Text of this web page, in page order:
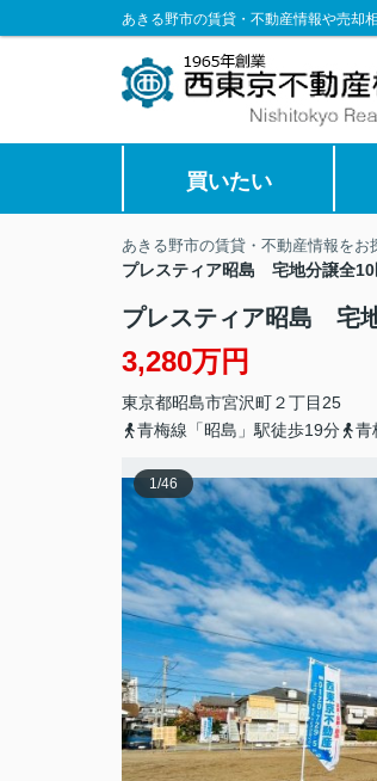
あきる野市の賃貸・不動産情報や売却
買いたい
あきる野市の賃貸・不動産情報を
プレスティア昭島 宅地分譲全
プレスティア昭島 宅
3,280万円
東京都昭島市宮沢町２丁目25
青梅線「昭島」駅徒歩19分
青
1/46